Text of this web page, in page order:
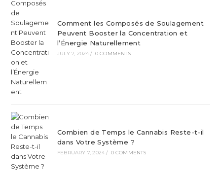
Comment les Composés de Soulagement
Peuvent Booster la Concentration et
l’Énergie Naturellement
JULY 7, 2024 / 0 COMMENTS
Combien de Temps le Cannabis Reste-t-il
dans Votre Système ?
FEBRUARY 7, 2024 / 0 COMMENTS